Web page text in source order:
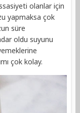
olanlar için
yapmaksa çok
süre
oldu suyunu
çok kolay.